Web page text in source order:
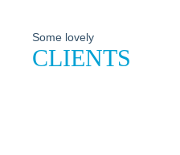
Some lovely
CLIENTS